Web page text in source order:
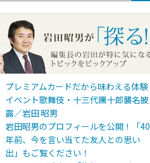
プレミアムカードだから味わえる体験
イベント歌舞伎・十三代團十郎襲名披
露／岩田 昭男
岩田昭男のプロフィールを公開！「40
年前、今を言い当てた友人との思い
出」もご覧ください！